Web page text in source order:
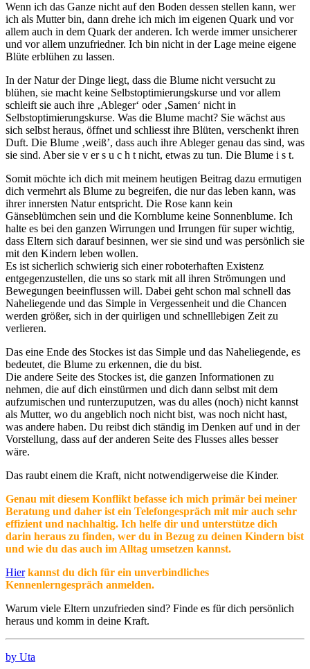
Wenn ich das Ganze nicht auf den Boden dessen stellen kann, wer
ich als Mutter bin, dann drehe ich mich im eigenen Quark und vor
allem auch in dem Quark der anderen. Ich werde immer unsicherer
und vor allem unzufriedner. Ich bin nicht in der Lage meine eigene
Blüte erblühen zu lassen.
In der Natur der Dinge liegt, dass die Blume nicht versucht zu
blühen, sie macht keine Selbstoptimierungskurse und vor allem
schleift sie auch ihre ‚Ableger‘ oder ‚Samen‘ nicht in
Selbstoptimierungskurse. Was die Blume macht? Sie wächst aus
sich selbst heraus, öffnet und schliesst ihre Blüten, verschenkt ihren
Duft. Die Blume ‚weiß’, dass auch ihre Ableger genau das sind, was
sie sind. Aber sie v er s u c h t nicht, etwas zu tun. Die Blume i s t.
Somit möchte ich dich mit meinem heutigen Beitrag dazu ermutigen
dich vermehrt als Blume zu begreifen, die nur das leben kann, was
ihrer innersten Natur entspricht. Die Rose kann kein
Gänseblümchen sein und die Kornblume keine Sonnenblume. Ich
halte es bei den ganzen Wirrungen und Irrungen für super wichtig,
dass Eltern sich darauf besinnen, wer sie sind und was persönlich sie
mit den Kindern leben wollen.
Es ist sicherlich schwierig sich einer roboterhaften Existenz
entgegenzustellen, die uns so stark mit all ihren Strömungen und
Bewegungen beeinflussen will. Dabei geht schon mal schnell das
Naheliegende und das Simple in Vergessenheit und die Chancen
werden größer, sich in der quirligen und schnelllebigen Zeit zu
verlieren.
Das eine Ende des Stockes ist das Simple und das Naheliegende, es
bedeutet, die Blume zu erkennen, die du bist.
Die andere Seite des Stockes ist, die ganzen Informationen zu
nehmen, die auf dich einstürmen und dich dann selbst mit dem
aufzumischen und runterzuputzen, was du alles (noch) nicht kannst
als Mutter, wo du angeblich noch nicht bist, was noch nicht hast,
was andere haben. Du reibst dich ständig im Denken auf und in der
Vorstellung, dass auf der anderen Seite des Flusses alles besser
wäre.
Das raubt einem die Kraft, nicht notwendigerweise die Kinder.
Genau mit diesem Konflikt befasse ich mich primär bei meiner
Beratung und daher ist ein Telefongespräch mit mir auch sehr
effizient und nachhaltig. Ich helfe dir und unterstütze dich
darin heraus zu finden, wer du in Bezug zu deinen Kindern bist
und wie du das auch im Alltag umsetzen kannst.
Hier kannst du dich für ein unverbindliches
Kennenlerngespräch anmelden.
Warum viele Eltern unzufrieden sind? Finde es für dich persönlich
heraus und komm in deine Kraft.
by Uta